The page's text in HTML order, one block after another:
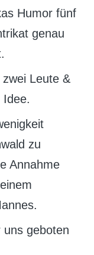
Humor fünf
genau
Leute &
Idee.
zu
Annahme
uns geboten